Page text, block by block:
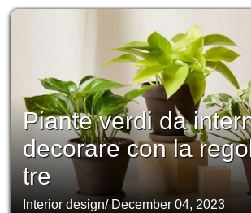
Piante verdi da
decorare con la
tre
Interior design/December 04, 2023